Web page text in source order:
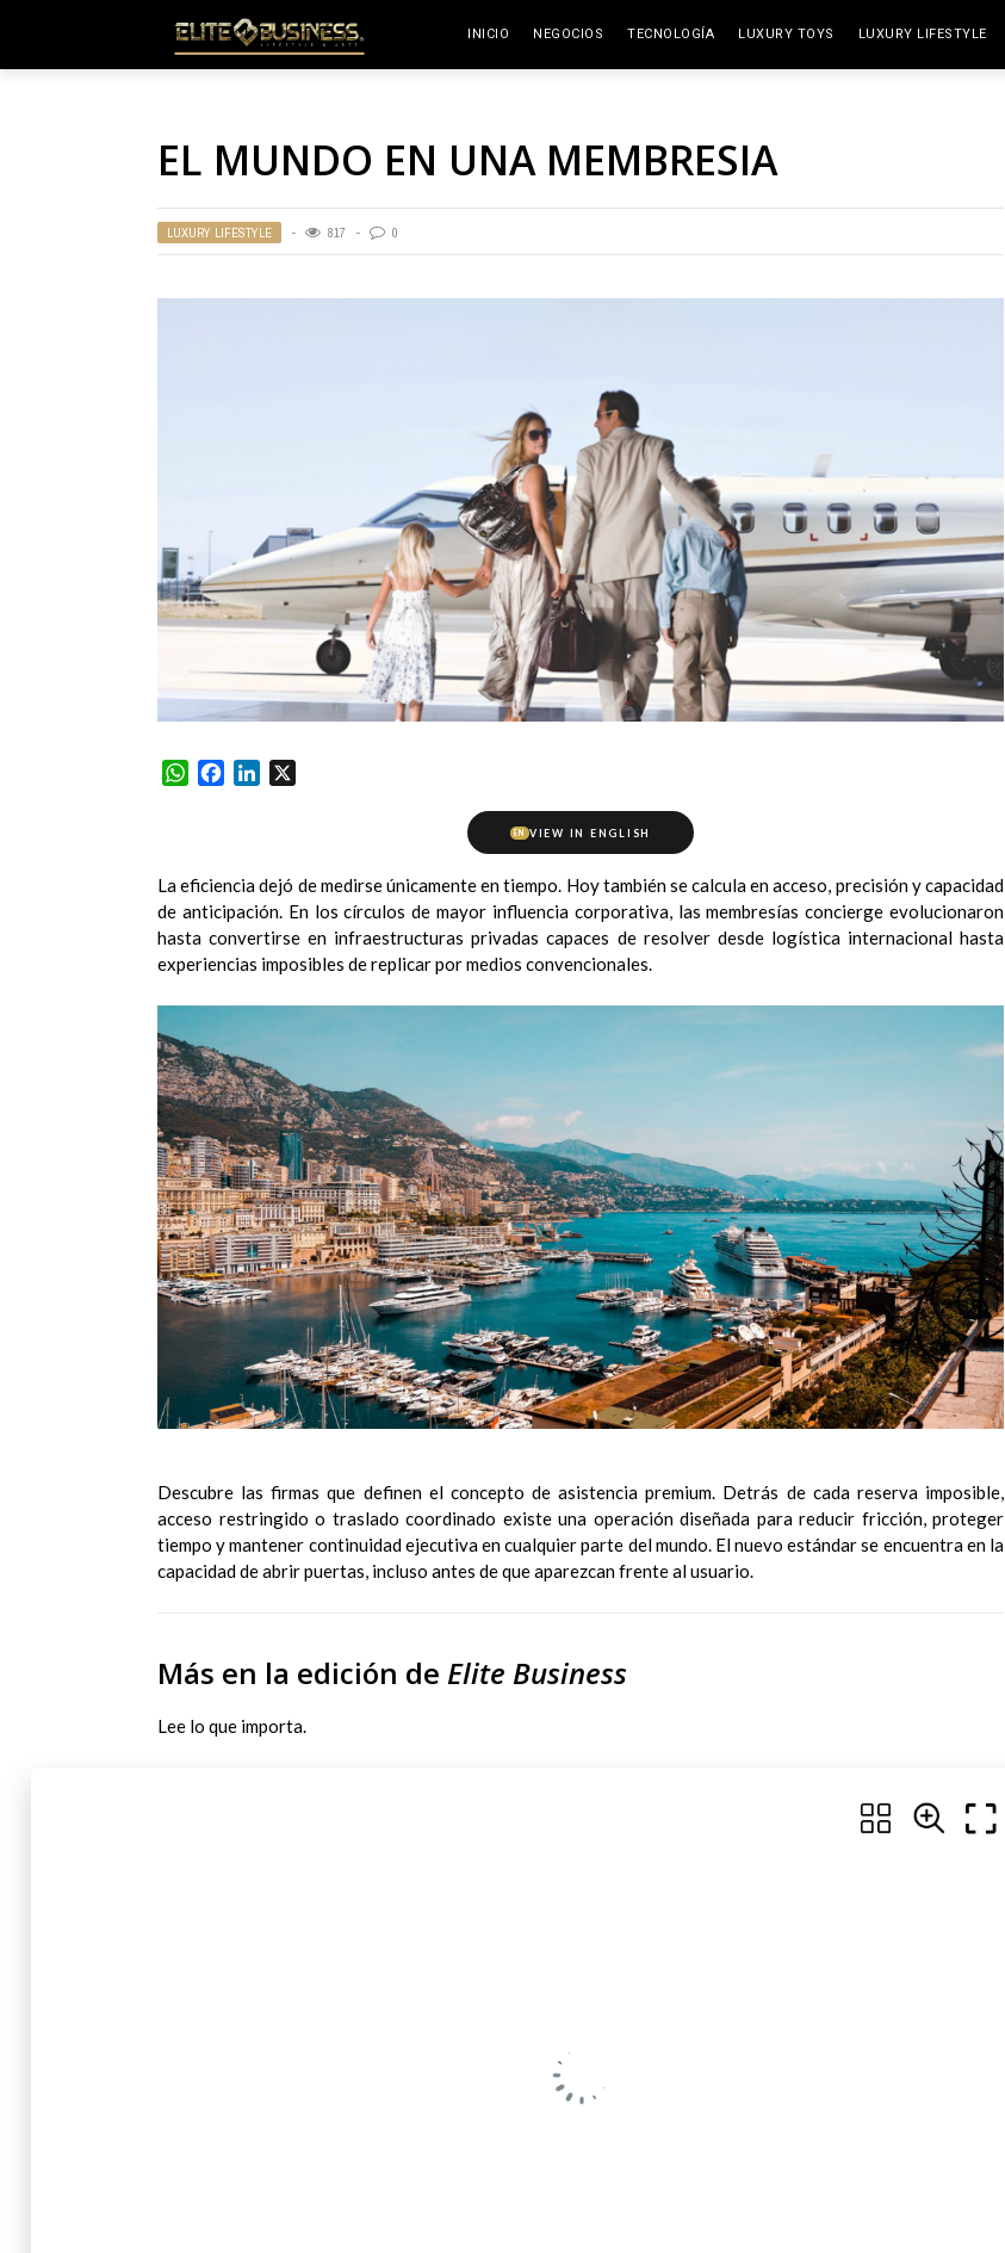
INICIO NEGOCIOS TECNOLOGÍA LUXURY TOYS LUXURY LIFESTYLE
EL MUNDO EN UNA MEMBRESIA
LUXURY LIFESTYLE 817 0
WhatsApp
FacebookLinkedIn
EN VIEW IN ENGLISH
La eficiencia dejó de medirse únicamente en tiempo. Hoy también se calcula en acceso, precisión y capacidad
de anticipación. En los círculos de mayor influencia corporativa, las membresías concierge evolucionaron
hasta convertirse en infraestructuras privadas capaces de resolver desde logística internacional hasta
experiencias imposibles de replicar por medios convencionales.
Descubre las firmas que definen el concepto de asistencia premium. Detrás de cada reserva imposible,
acceso restringido o traslado coordinado existe una operación diseñada para reducir fricción, proteger
tiempo y mantener continuidad ejecutiva en cualquier parte del mundo. El nuevo estándar se encuentra en la
capacidad de abrir puertas, incluso antes de que aparezcan frente al usuario.
Más en la edición de Elite Business
Lee lo que importa.